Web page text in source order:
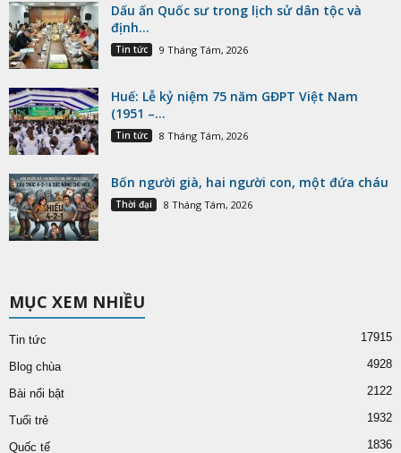
Dấu ấn Quốc sư trong lịch sử dân tộc và
định...
Tin tức 9 Tháng Tám, 2026
Huế: Lễ kỷ niệm 75 năm GĐPT Việt Nam
(1951 –...
Tin tức 8 Tháng Tám, 2026
Bốn người già, hai người con, một đứa cháu
Thời đại 8 Tháng Tám, 2026
MỤC XEM NHIỀU
Tin tức 17915
Blog chùa 4928
Bài nổi bật 2122
Tuổi trẻ 1932
Quốc tế 1836